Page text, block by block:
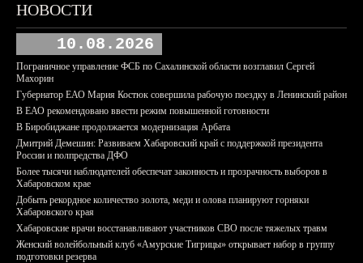
НОВОСТИ
10.08.2026
Пограничное управление ФСБ по Сахалинской области возглавил Сергей
Махорин
Губернатор ЕАО Мария Костюк совершила рабочую поездку в Ленинский район
В ЕАО рекомендовано ввести режим повышенной готовности
В Биробиджане продолжается модернизация Арбата
Дмитрий Демешин: Развиваем Хабаровский край с поддержкой президента
России и полпредства ДФО
Более тысячи наблюдателей обеспечат законность и прозрачность выборов в
Хабаровском крае
Добыть рекордное количество золота, меди и олова планируют горняки
Хабаровского края
Хабаровские врачи восстанавливают участников СВО после тяжелых травм
Женский волейбольный клуб «Амурские Тигрицы» открывает набор в группу
подготовки резерва